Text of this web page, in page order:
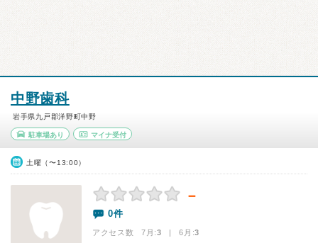
中野歯科
岩手県九戸郡洋野町中野
駐車場あり マイナ受付
土曜（〜13:00）
－
0件
アクセス数 7月:3 | 6月:3